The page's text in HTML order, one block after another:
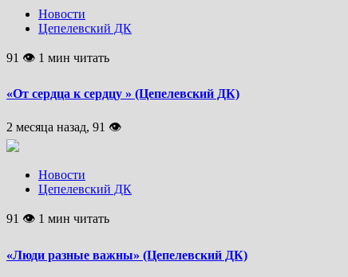
Новости
Цепелевский ДК
91 👁 1 мин читать
«От сердца к сердцу » (Цепелевский ДК)
2 месяца назад, 91 👁
Новости
Цепелевский ДК
91 👁 1 мин читать
«Люди разные важны» (Цепелевский ДК)